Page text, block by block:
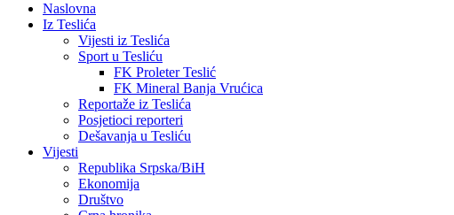
Naslovna
Iz Teslića
Vijesti iz Teslića
Sport u Tesliću
FK Proleter Teslić
FK Mineral Banja Vrućica
Reportaže iz Teslića
Posjetioci reporteri
Dešavanja u Tesliću
Vijesti
Republika Srpska/BiH
Ekonomija
Društvo